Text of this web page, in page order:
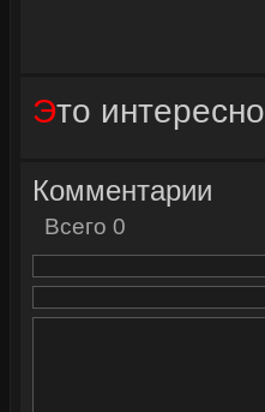
Это интересно
Комментарии
Всего 0